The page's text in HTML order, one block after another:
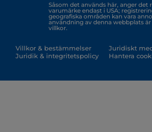
Såsom det används här, anger det
varumärke endast i USA;
geografiska områden kan vara
användning av denna webbplats
villkor.
Villkor & bestämmelser
Juridik & integritetspolicy
Juridiskt
Hantera